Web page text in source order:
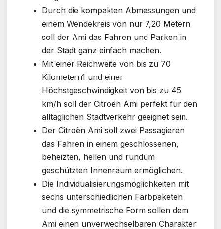
Durch die kompakten Abmessungen und
einem Wendekreis von nur 7,20 Metern
soll der Ami das Fahren und Parken in
der Stadt ganz einfach machen.
Mit einer Reichweite von bis zu 70
Kilometern1 und einer
Höchstgeschwindigkeit von bis zu 45
km/h soll der Citroën Ami perfekt für den
alltäglichen Stadtverkehr geeignet sein.
Der Citroën Ami soll zwei Passagieren
das Fahren in einem geschlossenen,
beheizten, hellen und rundum
geschützten Innenraum ermöglichen.
Die Individualisierungsmöglichkeiten mit
sechs unterschiedlichen Farbpaketen
und die symmetrische Form sollen dem
Ami einen unverwechselbaren Charakter